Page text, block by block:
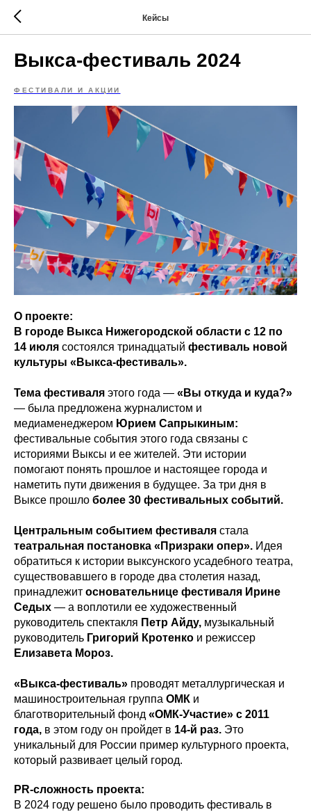
Кейсы
Выкса-фестиваль 2024
ФЕСТИВАЛИ И АКЦИИ
О проекте:
В городе Выкса Нижегородской области с 12 по
14 июля состоялся тринадцатый фестиваль новой
культуры «Выкса-фестиваль».
Тема фестиваля этого года — «Вы откуда и куда?»
— была предложена журналистом и
медиаменеджером Юрием Сапрыкиным:
фестивальные события этого года связаны с
историями Выксы и ее жителей. Эти истории
помогают понять прошлое и настоящее города и
наметить пути движения в будущее. За три дня в
Выксе прошло более 30 фестивальных событий.
Центральным событием фестиваля стала
театральная постановка «Призраки опер». Идея
обратиться к истории выксунского усадебного театра,
существовавшего в городе два столетия назад,
принадлежит основательнице фестиваля Ирине
Седых — а воплотили ее художественный
руководитель спектакля Петр Айду, музыкальный
руководитель Григорий Кротенко и режиссер
Елизавета Мороз.
«Выкса-фестиваль» проводят металлургическая и
машиностроительная группа ОМК и
благотворительный фонд «ОМК-Участие» с 2011
года, в этом году он пройдет в 14-й раз. Это
уникальный для России пример культурного проекта,
который развивает целый город.
PR-сложность проекта:
В 2024 году решено было проводить фестиваль в